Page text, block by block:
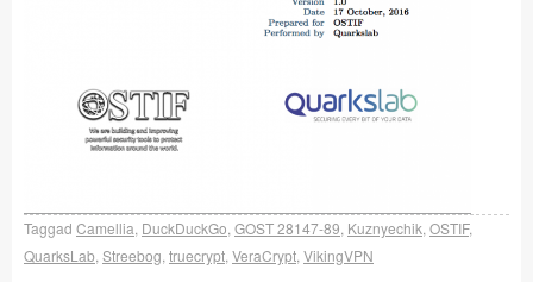
Taggad Camellia DuckDuckGo GOST 28147-89 Kuznyechik OSTIF,
QuarksLab Streebog truecrypt VeraCrypt VikingVPN